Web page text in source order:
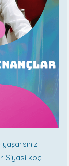
Siyasi koç